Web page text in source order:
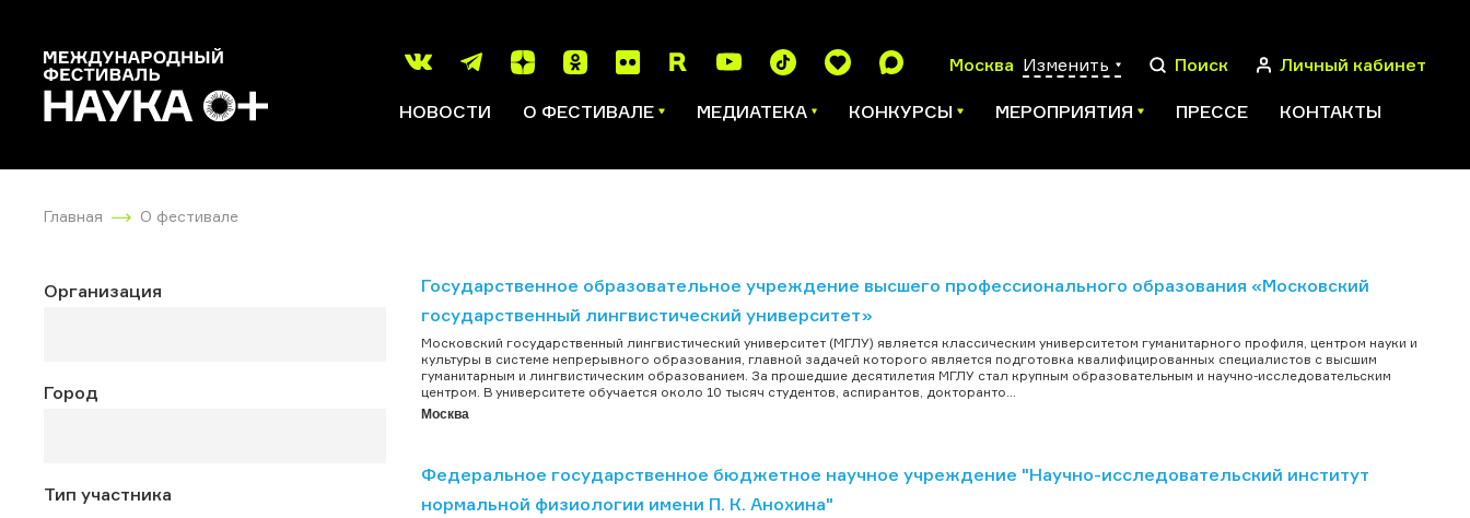
Москва Изменить Поиск Личный кабинет
НОВОСТИ О ФЕСТИВАЛЕ МЕДИАТЕКА КОНКУРСЫ МЕРОПРИЯТИЯ ПРЕССЕ КОНТАКТЫ
Главная О фестивале
Организация
Город
Тип участника
Государственное образовательное учреждение высшего профессионального образования «Московский
государственный лингвистический университет»
Московский государственный лингвистический университет (МГЛУ) является классическим университетом гуманитарного профиля, центром науки и
культуры в системе непрерывного образования, главной задачей которого является подготовка квалифицированных специалистов с высшим
гуманитарным и лингвистическим образованием. За прошедшие десятилетия МГЛУ стал крупным образовательным и научно-исследовательским
центром. В университете обучается около 10 тысяч студентов, аспирантов, докторанто...
Москва
Федеральное государственное бюджетное научное учреждение "Научно-исследовательский институт
нормальной физиологии имени П. К. Анохина"